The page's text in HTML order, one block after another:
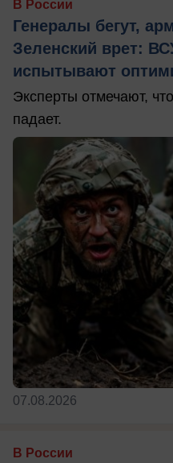
В России
Генералы бегут,
Зеленский врет:
испытывают
Эксперты отмечают,
падает.
07.08.2026
В России